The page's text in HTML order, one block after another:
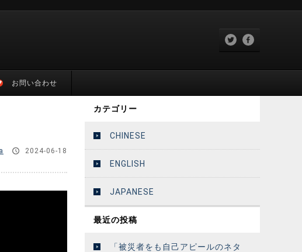
お問い合わせ
2024-06-18
カテゴリー
CHINESE
ENGLISH
JAPANESE
最近の投稿
「被災者をも自己アピールのネタ